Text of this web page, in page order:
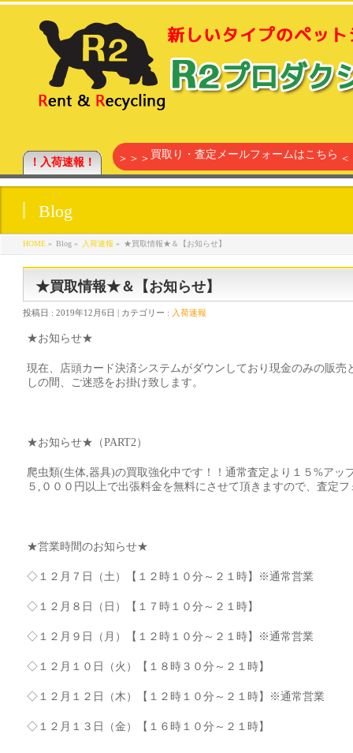
！入荷速報！ ＞＞＞ 買取り・査定メールフォームはこちら
Blog
HOME» Blog » 入荷速報 » ★買取情報★＆【お知らせ】
★買取情報★＆【お知らせ】
投稿日 : 2019年12月6日 | カテゴリー : 入荷速報
★お知らせ★
現在、店頭カード決済システムがダウンしており現金のみの販
しの間、ご迷惑をお掛け致します。
★お知らせ★（PART2）
爬虫類(生体,器具)の買取強化中です！！通常査定より１５%ア
５,０００円以上で出張料金を無料にさせて頂きますので、査定
★営業時間のお知らせ★
◇１２月７日（土）【１２時１０分～２１時】※通常営業
◇１２月８日（日）【１７時１０分～２１時】
◇１２月９日（月）【１２時１０分～２１時】※通常営業
◇１２月１０日（火）【１８時３０分～２１時】
◇１２月１２日（木）【１２時１０分～２１時】※通常営業
◇１２月１３日（金）【１６時１０分～２１時】